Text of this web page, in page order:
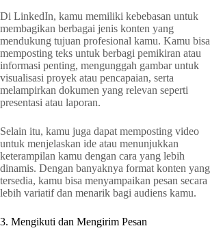
Di LinkedIn, kamu memiliki kebebasan untuk
membagikan berbagai jenis konten yang
mendukung tujuan profesional kamu. Kamu bisa
memposting teks untuk berbagi pemikiran atau
informasi penting, mengunggah gambar untuk
visualisasi proyek atau pencapaian, serta
melampirkan dokumen yang relevan seperti
presentasi atau laporan.
Selain itu, kamu juga dapat memposting video
untuk menjelaskan ide atau menunjukkan
keterampilan kamu dengan cara yang lebih
dinamis. Dengan banyaknya format konten yang
tersedia, kamu bisa menyampaikan pesan secara
lebih variatif dan menarik bagi audiens kamu.
3. Mengikuti dan Mengirim Pesan